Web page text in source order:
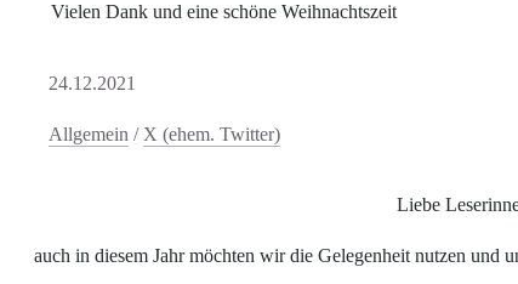
Vielen Dank und eine schöne Weihnachtszeit
24.12.2021
Allgemein / X (ehem. Twitter)
Liebe
auch in diesem Jahr möchten wir die Gelegenheit nutzen und